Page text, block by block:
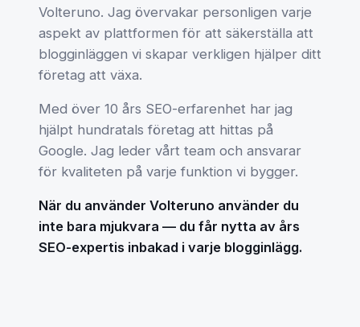
Volteruno. Jag övervakar personligen varje
aspekt av plattformen för att säkerställa att
blogginläggen vi skapar verkligen hjälper ditt
företag att växa.
Med över 10 års SEO-erfarenhet har jag
hjälpt hundratals företag att hittas på
Google. Jag leder vårt team och ansvarar
för kvaliteten på varje funktion vi bygger.
När du använder Volteruno använder du
inte bara mjukvara — du får nytta av års
SEO-expertis inbakad i varje blogginlägg.